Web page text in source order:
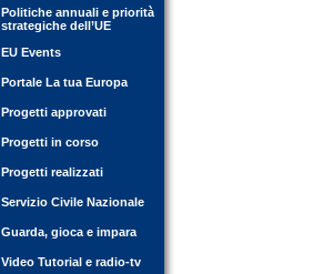
Politiche annuali e priorità
strategiche dell’UE
EU Events
Portale La tua Europa
Progetti approvati
Progetti in corso
Progetti realizzati
Servizio Civile Nazionale
Guarda, gioca e impara
Video Tutorial e radio-tv